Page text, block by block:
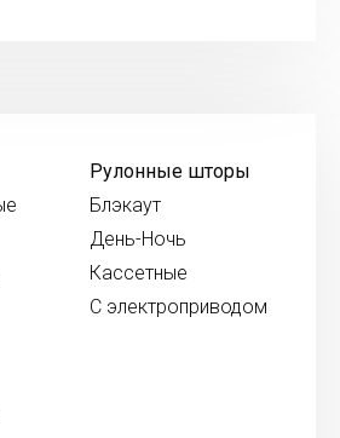
Рулонные шторы
Блэкаут
День-Ночь
Кассетные
С электроприводом